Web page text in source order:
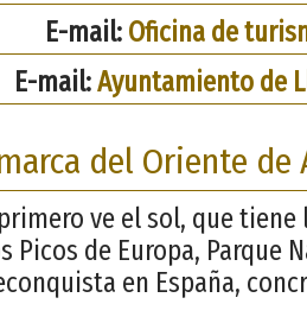
E-mail: Oficina de
E-mail:Ayuntamiento de
del Oriente de
ve el sol, que
de Europa, Parque
en España,